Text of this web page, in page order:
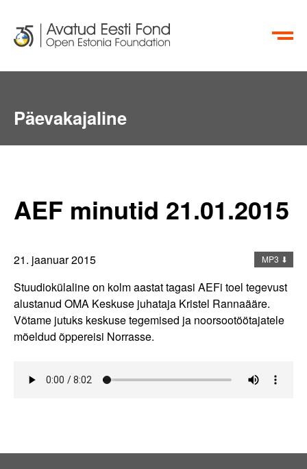
EN RU
info@oef.org.ee +372 615 5700
Päevakajaline
AEF minutid 21.01.2015
21. jaanuar 2015 MP3 ⬇
Stuudiokülaline on kolm aastat tagasi AEFi toel tegevust
alustanud OMA Keskuse juhataja Kristel Rannaääre.
Võtame jutuks keskuse tegemised ja noorsootöötajatele
mõeldud õppereisi Norrasse.